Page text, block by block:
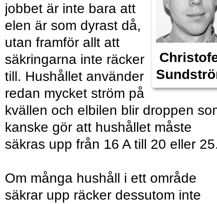
jobbet är inte bara att
elen är som dyrast då,
utan framför allt att
säkringarna inte räcker
till. Hushållet använder
redan mycket ström på
kvällen och elbilen blir droppen
kanske gör att hushållet måste
säkras upp från 16 A till 20 eller
Om många hushåll i ett område
säkrar upp räcker dessutom inte